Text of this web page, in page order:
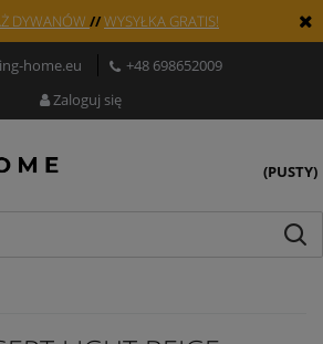
DYWANÓW //WYSYŁKA GRATIS!
home.eu
+48 698652009
Zaloguj się
(PUSTY)